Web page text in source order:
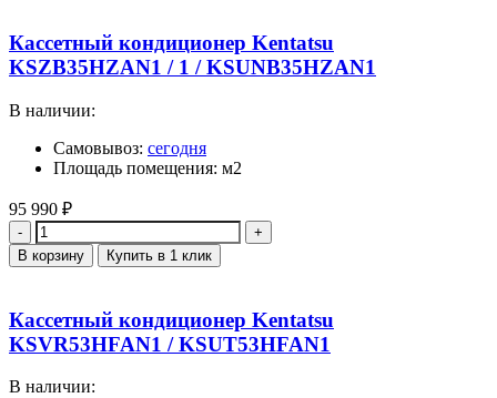
Кассетный кондиционер Kentatsu
KSZB35HZAN1 / 1 / KSUNB35HZAN1
В наличии:
Самовывоз: сегодня
Площадь помещения: м2
95 990 ₽
Количество
В корзину Купить в 1 клик
Кассетный кондиционер Kentatsu
KSVR53HFAN1 / KSUT53HFAN1
В наличии: